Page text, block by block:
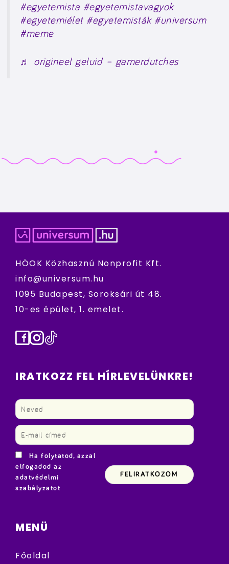
#egyetemista #egyetemistavagyok
#egyetemiélet #egyetemisták #universum
#meme
♬ origineel geluid – gamerdutches
HÖOK Közhasznú Nonprofit Kft.
info@universum.hu
1095 Budapest, Soroksári út 48.
10-es épület, 1. emelet.
Facebook
Instagram
TikTok
IRATKOZZ FEL HÍRLEVELÜNKRE!
Ha folytatod, azzal
elfogadod az
adatvédelmi
szabályzatot
MENÜ
Főoldal